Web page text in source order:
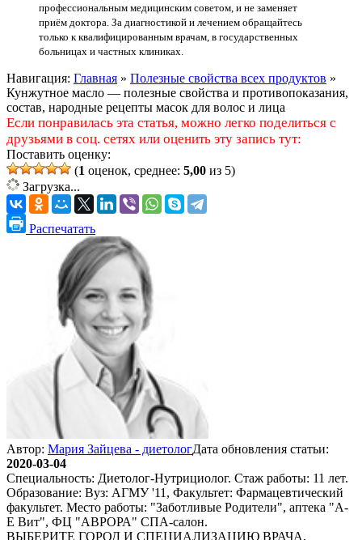
профессиональным медицинским советом, и не заменяет
приём доктора. За диагностикой и лечением обращайтесь
только к квалифицированным врачам, в государственных
больницах и частных клиниках.
Навигация: Главная » Полезные свойства всех продуктов »
Кунжутное масло — полезные свойства и противопоказания,
состав, народные рецепты масок для волос и лица
Если понравилась эта статья, можно легко поделиться с
друзьями в соц. сетях или оценить эту запись тут:
Поставить оценку:
(1 оценок, среднее: 5,00 из 5)
Загрузка...
Распечатать
Автор: Мария Зайцева - диетологДата обновления статьи:
2020-03-04
Специальность: Диетолог-Нутрициолог. Стаж работы: 11 лет.
Образование: Вуз: АГМУ '11, Факультет: Фармацевтический
факультет. Место работы: "Заботливые Родители", аптека "А-
Е Вит", ФЦ "АВРОРА" СПА-салон.
ВЫБЕРИТЕ ГОРОД И СПЕЦИАЛИЗАЦИЮ ВРАЧА,